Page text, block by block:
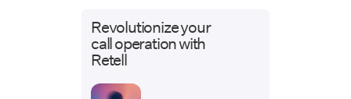
Revolutionize your
call operation with
Retell